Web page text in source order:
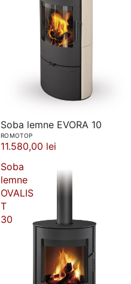
Soba lemne EVORA 10
ROMOTOP
11.580,00 lei
Soba
lemne
OVALIS
T
30